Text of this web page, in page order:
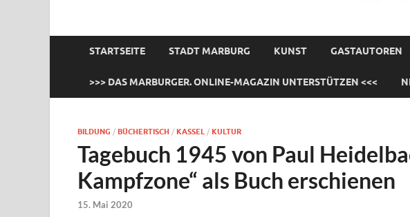
STARTSEITE STADT MARBURG KUNST GASTAUTOREN
>>> DAS MARBURGER. ONLINE-MAGAZIN UNTERSTÜTZEN <<<
BILDUNG / BÜCHERTISCH / KASSEL / KULTUR
Tagebuch 1945 von Paul
Kampfzone“ als Buch erschienen
15. Mai 2020